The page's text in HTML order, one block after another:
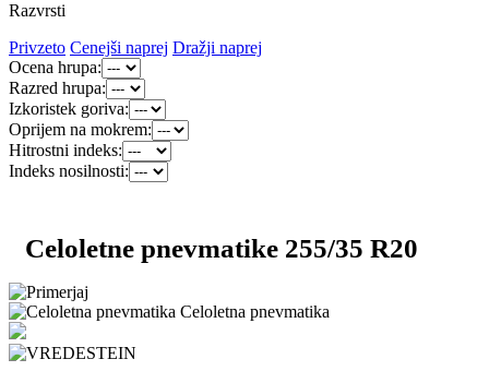
Razvrsti
Privzeto Cenejši naprej Dražji naprej
Ocena hrupa:
Razred hrupa:
Izkoristek goriva:
Oprijem na mokrem:
Hitrostni indeks:
Indeks nosilnosti:
Celoletne pnevmatike 255/35 R20
Celoletna pnevmatika